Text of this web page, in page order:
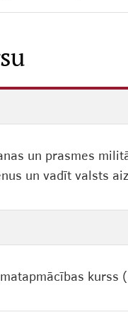
un prasmes
un vadīt valsts
kurss